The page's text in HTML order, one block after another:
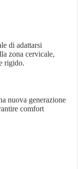
di adattarsi
zona cervicale,
rigido.
nuova generazione
comfort